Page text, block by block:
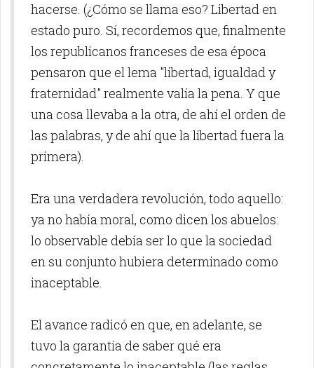
hacerse. (¿Cómo se llama eso? Libertad en
estado puro. Sí, recordemos que, finalmente
los republicanos franceses de esa época
pensaron que el lema "libertad, igualdad y
fraternidad" realmente valía la pena. Y que
una cosa llevaba a la otra, de ahí el orden de
las palabras, y de ahí que la libertad fuera la
primera).
Era una verdadera revolución, todo aquello:
ya no había moral, como dicen los abuelos:
lo observable debía ser lo que la sociedad
en su conjunto hubiera determinado como
inaceptable.
El avance radicó en que, en adelante, se
tuvo la garantía de saber qué era